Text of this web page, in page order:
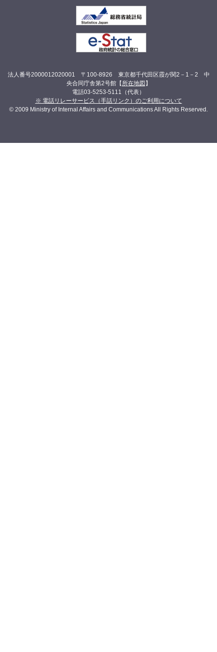
法人番号2000012020001 〒100-8926 東京都千代田区霞が関2－1－2 中
央合同庁舎第2号館【 所在地図 】
電話03-5253-5111（代表）
※ 電話リレーサービス（手話リンク）のご利用について
© 2009 Ministry of Internal Affairs and Communications All Rights Reserved.